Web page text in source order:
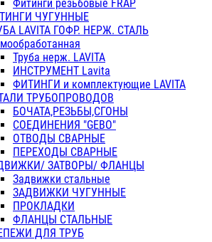
Фитинги резьбовые FRAP
ЧУГУННЫЕ
LAVITA ГОФР. НЕРЖ. СТАЛЬ
Труба нерж. LAVITA
ИНСТРУМЕНТ Lavita
ФИТИНГИ и комплектующие LAVITA
ТРУБОПРОВОДОВ
БОЧАТА,РЕЗЬБЫ,СГОНЫ
СОЕДИНЕНИЯ "GEBO"
ОТВОДЫ СВАРНЫЕ
ПЕРЕХОДЫ СВАРНЫЕ
ЗАТВОРЫ/ ФЛАНЦЫ
Задвижки стальные
ЗАДВИЖКИ ЧУГУННЫЕ
ПРОКЛАДКИ
ФЛАНЦЫ СТАЛЬНЫЕ
ДЛЯ ТРУБ